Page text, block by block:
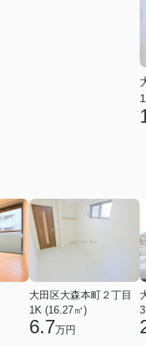
大田区大森本町２丁目
1K (16.27㎡)
6.7万円